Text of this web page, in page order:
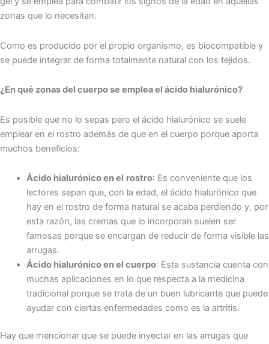
zonas que lo necesitan.
Como es producido por el propio organismo, es biocompatible y
se puede integrar de forma totalmente natural con los tejidos.
¿En qué zonas del cuerpo se emplea el ácido hialurónico?
Es posible que no lo sepas pero el ácido hialurónico se suele
emplear en el rostro además de que en el cuerpo porque aporta
muchos beneficios:
Ácido hialurónico en el rostro: Es conveniente que los
lectores sepan que, con la edad, el ácido hialurónico que
hay en el rostro de forma natural se acaba perdiendo y, por
esta razón, las cremas que lo incorporan suelen ser
famosas porque se encargan de reducir de forma visible las
arrugas.
Ácido hialurónico en el cuerpo: Esta sustancia cuenta con
muchas aplicaciones en lo que respecta a la medicina
tradicional porque se trata de un buen lubricante que puede
ayudar con ciertas enfermedades como es la artritis.
Hay que mencionar que se puede inyectar en las arrugas que